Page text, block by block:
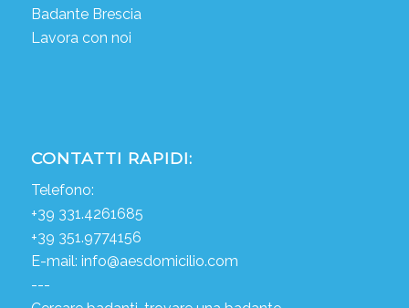
Badante Brescia
Lavora con noi
CONTATTI RAPIDI:
Telefono:
+39 331.4261685
+39 351.9774156
E-mail: info@aesdomicilio.com
---